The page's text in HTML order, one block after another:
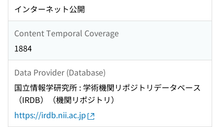
インターネット公開
Content Temporal Coverage
1884
Data Provider (Database)
国立情報学研究所 : 学術機関リポジトリデータベース
（IRDB）（機関リポジトリ）
https://irdb.nii.ac.jp